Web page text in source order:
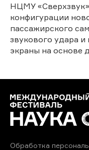
НЦМУ «Сверхзвук»
конфигурации
пассажирского
звукового удара
экраны на основе
Обработка